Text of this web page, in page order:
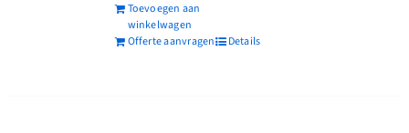
Toevoegen aan
winkelwagen
Offerte aanvragen
Details